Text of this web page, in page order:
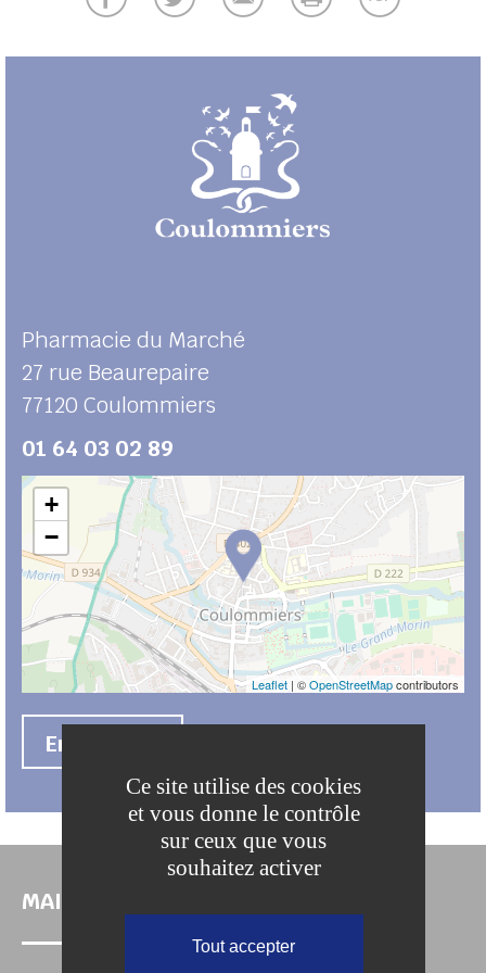
Pharmacie du Marché
27 rue Beaurepaire
77120 Coulommiers
01 64 03 02 89
+
−
Leaflet | ©OpenStreetMapcontributors
En savoir +
MAIRIE DE COULOMMIERS
Ce site utilise des cookies
et vous donne le contrôle
sur ceux que vous
souhaitez activer
Tout accepter